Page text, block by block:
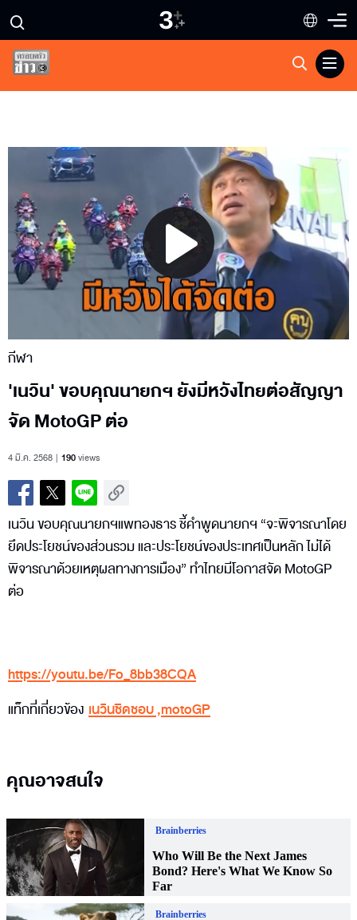
Play
Video
กีฬา
'เนวิน' ขอบคุณนายกฯ ยังมีหวังไทยต่อสัญญา
จัด MotoGP ต่อ
4 มี.ค. 2568 190views
เนวิน ขอบคุณนายกฯแพทองธาร ชี้คำพูดนายกฯ “จะพิจารณาโดย
ยึดประโยชน์ของส่วนรวม และประโยชน์ของประเทศเป็นหลัก ไม่ได้
พิจารณาด้วยเหตุผลทางการเมือง” ทำไทยมีโอกาสจัด MotoGP
ต่อ
https://youtu.be/Fo_8bb38CQA
แท็กที่เกี่ยวข้อง เนวินชิดชอบ,motoGP
คุณอาจสนใจ